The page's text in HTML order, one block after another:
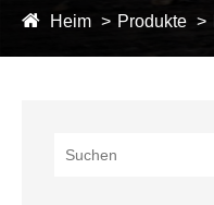
Heim Produkte